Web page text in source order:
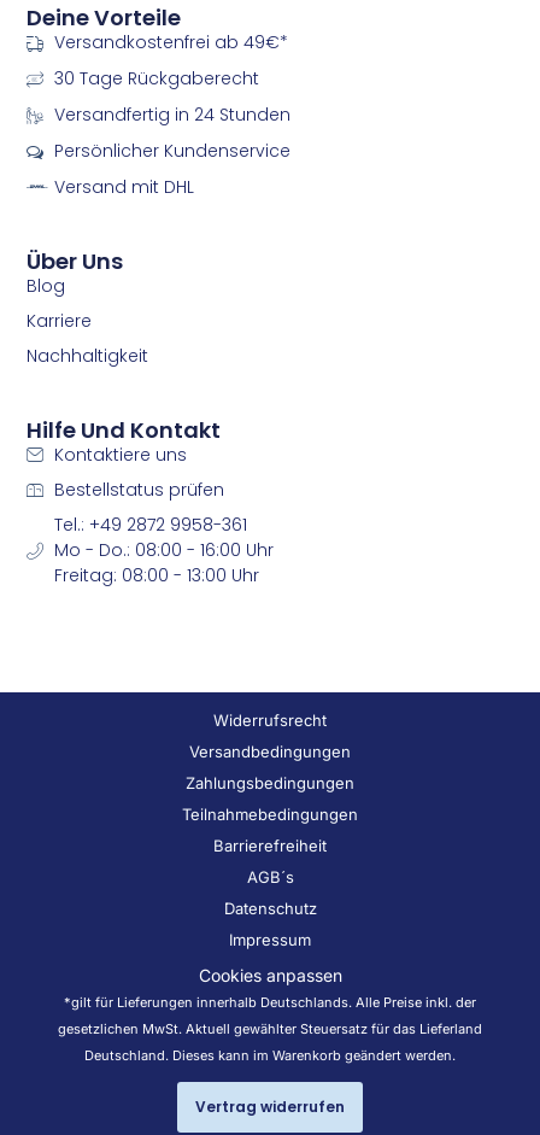
-
f
a
c
e
b
o
k
-
i
n
s
t
g
a
Über Uns
Blog
Karriere
Nachhaltigkeit
Deine Vorteile
Versandkostenfrei ab 49€*
30 Tage Rückgaberecht
Versandfertig in 24 Stunden
Persönlicher Kundenservice
Versand mit DHL
Hilfe Und Kontakt
Kontaktiere uns
Bestellstatus prüfen
Tel.: +49 2872 9958-361
Mo - Do.: 08:00 - 16:00 Uhr
Freitag: 08:00 - 13:00 Uhr
Widerrufsrecht
Versandbedingungen
Zahlungsbedingungen
Teilnahmebedingungen
Barrierefreiheit
AGB´s
Datenschutz
Impressum
Cookies anpassen
*gilt für Lieferungen innerhalb Deutschlands. Alle Preise inkl. der
gesetzlichen MwSt. Aktuell gewählter Steuersatz für das Lieferland
Deutschland. Dieses kann im Warenkorb geändert werden.
Vertrag widerrufen